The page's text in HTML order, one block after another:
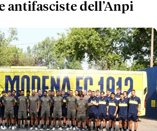
antifasciste dell’Anpi